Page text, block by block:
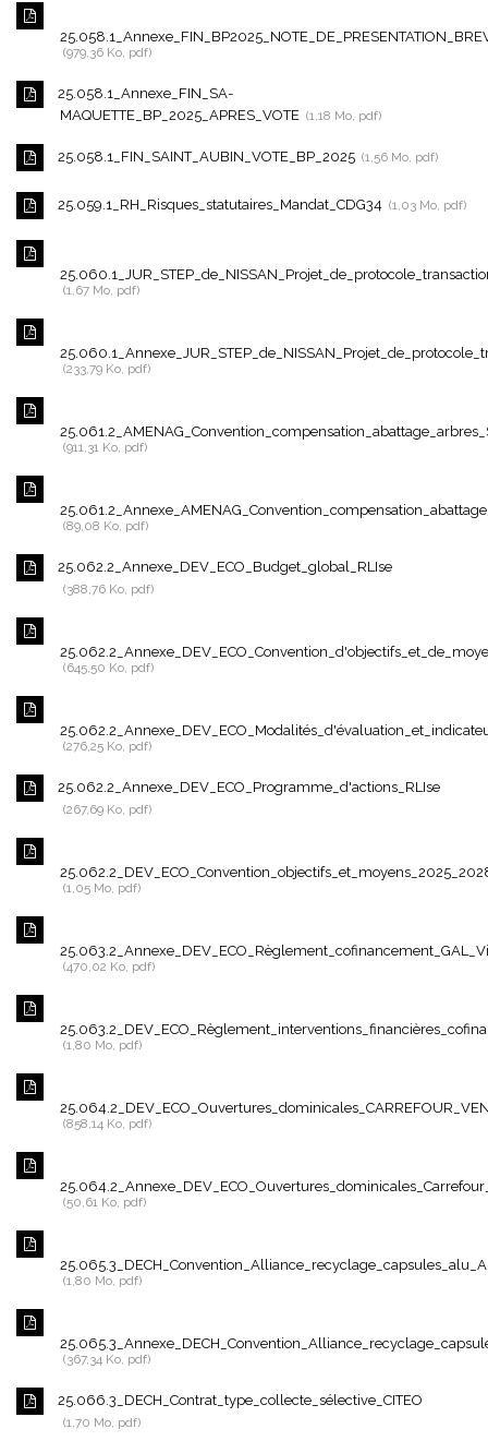
979,36 Ko, pdf
25.058.1_Annexe_FIN_SA-
MAQUETTE_BP_2025_APRES_VOTE
1,18 Mo, pdf
25.058.1_FIN_SAINT_AUBIN_VOTE_BP_2025 1,56 Mo, pdf
25.059.1_RH_Risques_statutaires_Mandat_CDG34 1,03 Mo, pdf
1,67 Mo, pdf
233,79 Ko, pdf
911,31 Ko, pdf
89,08 Ko, pdf
25.062.2_Annexe_DEV_ECO_Budget_global_RLIse
388,76 Ko, pdf
645,50 Ko, pdf
276,25 Ko, pdf
25.062.2_Annexe_DEV_ECO_Programme_d'actions_RLIse
267,69 Ko, pdf
1,05 Mo, pdf
470,02 Ko, pdf
1,80 Mo, pdf
858,14 Ko, pdf
50,61 Ko, pdf
1,80 Mo, pdf
367,34 Ko, pdf
25.066.3_DECH_Contrat_type_collecte_sélective_CITEO
1,70 Mo, pdf